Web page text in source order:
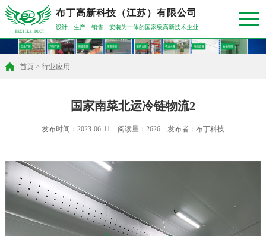
布丁高新科技（江苏）有限公司
设计、生产、销售、安装为一体的国家级高新技术企业
首页> 行业应用
国家南菜北运冷链物流2
发布时间：2023-06-11 阅读量：2626 发布者：布丁科技